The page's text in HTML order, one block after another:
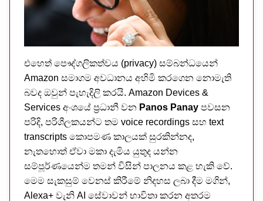
එහෙත් පෞද්ගලිකත්වය (privacy) සම්බන්ධයෙන්
Amazon සමාගම අවධානය අහිමි කරගෙන නොමැති
බවද ඔවුන් පැහැදිලි කරයි. Amazon Devices &
Services අංශයේ ප්‍රධානී වන Panos Panay පවසන
පරිදි, පරිශීලකයන්ට තම voice recordings සහ text
transcripts කොපමණ කාලයක් සුරකින්නද,
නැතහොත් ඒවා මකා දැමිය යුතුද යන්න
සම්පූර්ණයෙන්ම තමන් විසින් පාලනය කළ හැකි වේ.
මෙම සැකසුම් වෙනස් කිරීමේ නිදහස ලබා දීම මගින්,
Alexa+ වැනි AI සේවාවන් භාවිතා කරන අතරම